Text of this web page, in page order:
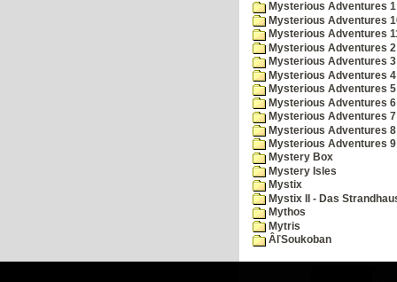
Mysterious Adventures
Mysterious Adventures
Mysterious Adventures
Mysterious Adventures
Mysterious Adventures
Mysterious Adventures
Mysterious Adventures
Mysterious Adventures
Mysterious Adventures
Mysterious Adventures
Mysterious Adventures
Mystery Box
Mystery Isles
Mystix
Mystix II - Das
Mythos
Mytris
ÂľSoukoban